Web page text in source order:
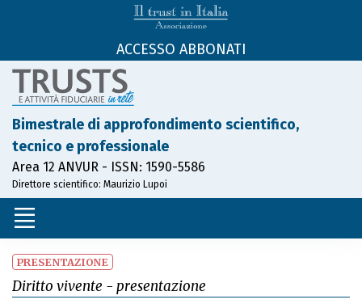
ACCESSO ABBONATI
Bimestrale di approfondimento scientifico,
tecnico e professionale
Area 12 ANVUR - ISSN: 1590-5586
Direttore scientifico: Maurizio Lupoi
PRESENTAZIONE
Diritto vivente - presentazione